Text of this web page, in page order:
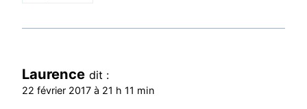
Laurence dit :
22 février 2017 à 21 h 11 min